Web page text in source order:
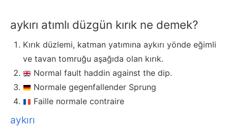
aykırı atımlı düzgün kırık ne demek?
Kırık düzlemi, katman yatımına aykırı yönde eğimli
ve tavan tomruğu aşağıda olan kırık.
Normal fault haddin against the dip.
Normale gegenfallender Sprung
Faille normale contraire
aykırı